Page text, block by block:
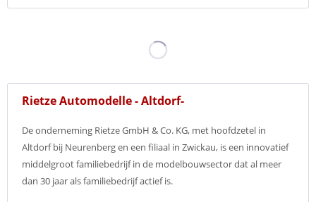
Rietze Automodelle - Altdorf-
De onderneming Rietze GmbH & Co. KG, met hoofdzetel in
Altdorf bij Neurenberg en een filiaal in Zwickau, is een innovatief
middelgroot familiebedrijf in de modelbouwsector dat al meer
dan 30 jaar als familiebedrijf actief is.